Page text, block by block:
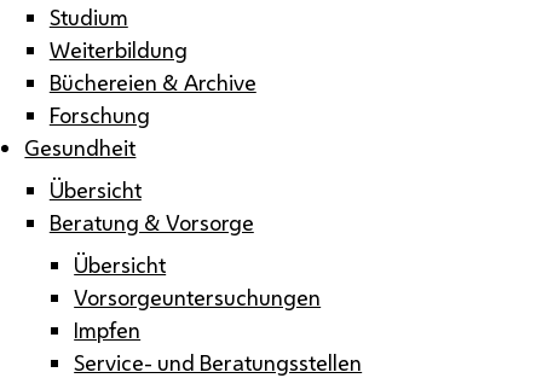
Studium
Weiterbildung
Büchereien & Archive
Forschung
Gesundheit
Übersicht
Beratung & Vorsorge
Übersicht
Vorsorgeuntersuchungen
Impfen
Service- und Beratungsstellen